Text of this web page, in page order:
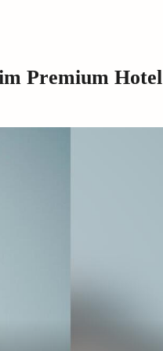
Premium Hotel